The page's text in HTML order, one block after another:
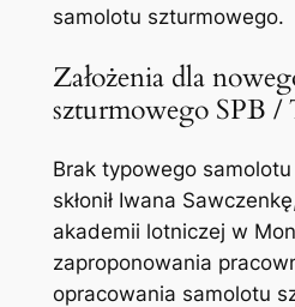
samolotu szturmowego.
Założenia dla
szturmowego SPB
Brak typowego
skłonił Iwana
akademii lotniczej w
zaproponowania
opracowania samolotu